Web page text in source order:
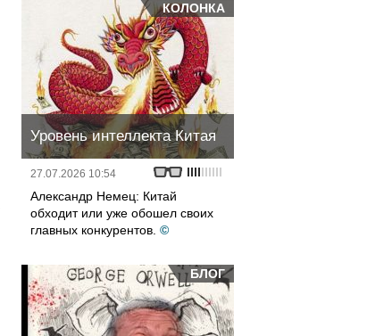
КОЛОНКА
Уровень интеллекта Китая
27.07.2026 10:54
Александр Немец: Китай
обходит или уже обошел своих
главных конкурентов. ©
БЛОГ